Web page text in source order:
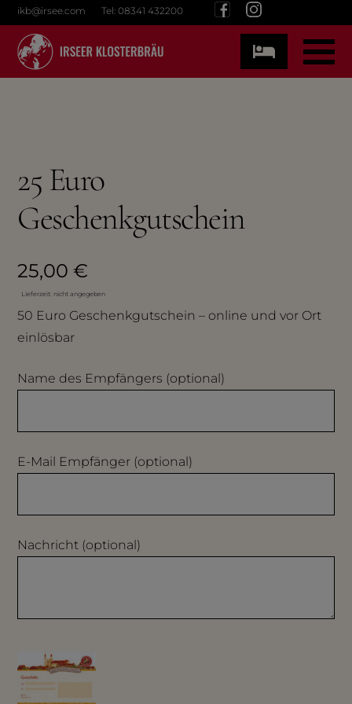
Skip
content
ikb@irsee.com Tel: 08341 432200
25 Euro
Geschenkgutschein
25,00€
Lieferzeit: nicht angegeben
50 Euro Geschenkgutschein – online und vor Ort
einlösbar
Name des Empfängers (optional)
E-Mail Empfänger (optional)
Nachricht (optional)